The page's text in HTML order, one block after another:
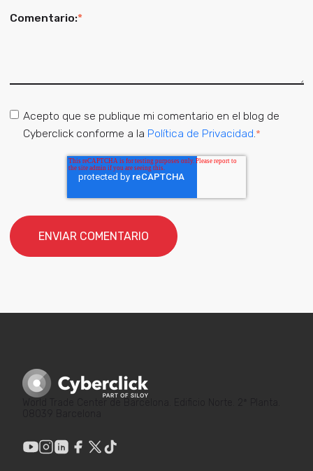
Comentario:*
Acepto que se publique mi comentario en el blog de
Cyberclick conforme a la Política de Privacidad.*